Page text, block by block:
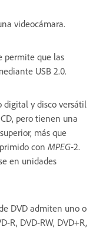
videocámara.
permite que las
USB 2.0.
digital y disco versátil
pero tienen una
más que
con MPEG-2.
en unidades
DVD admiten uno o
R, DVD-RW, DVD+R,